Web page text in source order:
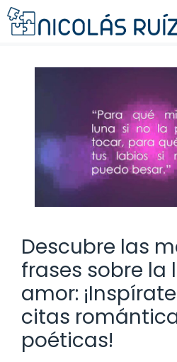
Saltar
al
Descubre las
frases sobre la
amor:
citas
poéticas!